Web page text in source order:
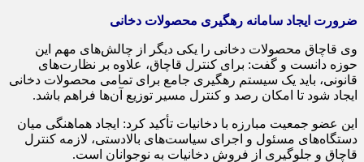
ضرورت ایجاد سامانه رهگیری محصولات دخانی
وی قاچاق محصولات دخانی را یکی دیگر از چالش‌های مهم این
حوزه دانست و گفت: برای کنترل قاچاق، علاوه بر نظارت‌های
قانونی، باید یک سیستم رهگیری جامع برای تمامی محصولات دخانی
ایجاد شود تا امکان رصد و کنترل مسیر توزیع آن‌ها فراهم باشد.
این عضو جمعیت مبارزه با دخانیات تأکید کرد: ایجاد هماهنگی میان
دستگاه‌های مسئول و اجرای سیاست‌های بالادستی، لازمه کنترل
قاچاق و جلوگیری از فروش دخانیات به نوجوانان است.